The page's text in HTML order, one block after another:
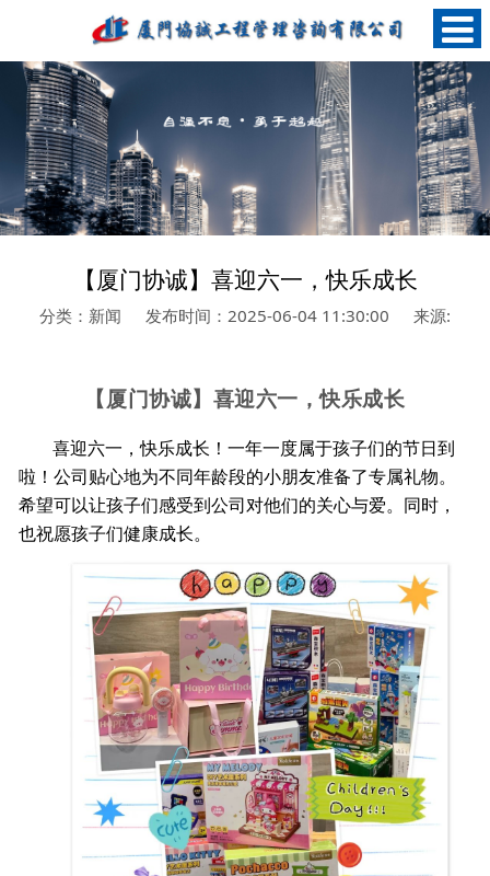
【厦门协诚】喜迎六一，快乐成长
分类：新闻 发布时间：2025-06-04 11:30:00 来源:
【厦门协诚】喜迎六一 ，快乐成长
喜迎六一，快乐成长！一年一度属于孩子们的节日到
啦！公司贴心地为不同年龄段的小朋友准备了专属礼物。
希望可以让孩子们感受到公司对他们的关心与爱。同时，
也祝愿孩子们健康成长。